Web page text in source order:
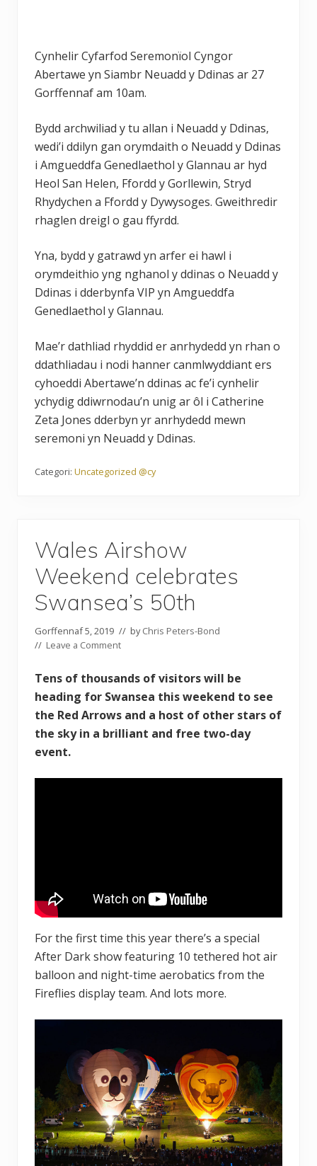
Cynhelir Cyfarfod Seremonïol Cyngor
Abertawe yn Siambr Neuadd y Ddinas ar 27
Gorffennaf am 10am.
Bydd archwiliad y tu allan i Neuadd y Ddinas,
wedi’i ddilyn gan orymdaith o Neuadd y Ddinas
i Amgueddfa Genedlaethol y Glannau ar hyd
Heol San Helen, Ffordd y Gorllewin, Stryd
Rhydychen a Ffordd y Dywysoges. Gweithredir
rhaglen dreigl o gau ffyrdd.
Yna, bydd y gatrawd yn arfer ei hawl i
orymdeithio yng nghanol y ddinas o Neuadd y
Ddinas i dderbynfa VIP yn Amgueddfa
Genedlaethol y Glannau.
Mae’r dathliad rhyddid er anrhydedd yn rhan o
ddathliadau i nodi hanner canmlwyddiant ers
cyhoeddi Abertawe’n ddinas ac fe’i cynhelir
ychydig ddiwrnodau’n unig ar ôl i Catherine
Zeta Jones dderbyn yr anrhydedd mewn
seremoni yn Neuadd y Ddinas.
Categori: Uncategorized @cy
Wales Airshow
Weekend celebrates
Swansea’s 50th
Gorffennaf 5, 2019 // byChris Peters-Bond
// Leave a Comment
Tens of thousands of visitors will be
heading for Swansea this weekend to see
the Red Arrows and a host of other stars of
the sky in a brilliant and free two-day
event.
For the first time this year there’s a special
After Dark show featuring 10 tethered hot air
balloon and night-time aerobatics from the
Fireflies display team. And lots more.